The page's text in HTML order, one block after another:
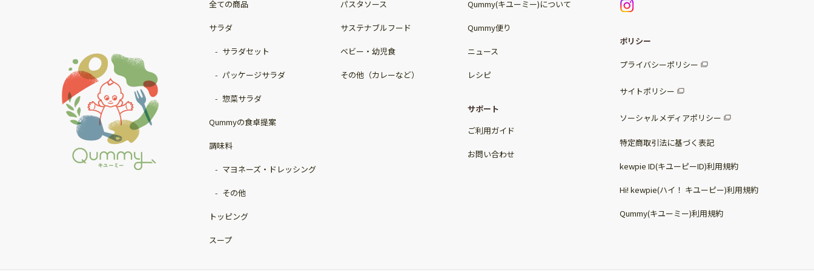
全ての商品
サラダ
サラダセット
パッケージサラダ
惣菜サラダ
Qummyの食卓提案
調味料
マヨネーズ・ドレッシング
その他
トッピング
スープ
パスタソース
サステナブルフード
ベビー・幼児食
その他（カレーなど）
Qummy(キユーミー)について
Qummy便り
ニュース
レシピ
サポート
ご利用ガイド
お問い合わせ
ポリシー
プライバシーポリシー
サイトポリシー
ソーシャルメディアポリシー
特定商取引法に基づく表記
kewpie ID(キユーピーID)利用規約
Hi! kewpie(ハイ！ キユーピー)利用規約
Qummy(キユーミー)利用規約